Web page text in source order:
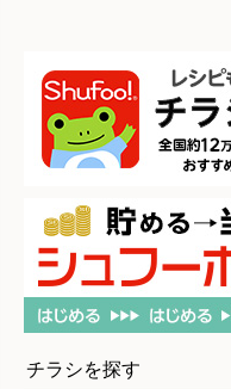
チラシを探す